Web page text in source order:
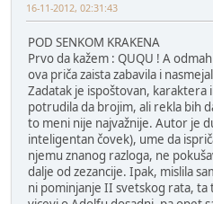
16-11-2012, 02:31:43
POD SENKOM KRAKENA
Prvo da kažem : QUQU ! A
ova priča zaista zabavila i
Zadatak je ispoštovan, karaktera
potrudila da brojim, ali rekla bih
to meni nije najvažnije. Autor je
inteligentan čovek), ume da
njemu znanog razloga, ne
dalje od zezancije. Ipak, mislila
ni pominjanje II svetskog rata, ta